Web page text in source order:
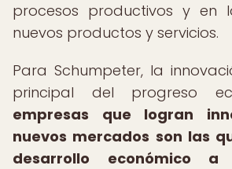
procesos productivos y en
nuevos productos y servicios.
Para Schumpeter, la
principal del progreso
empresas que logran
nuevos mercados son las
desarrollo económico